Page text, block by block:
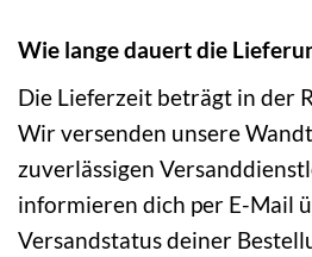
Wie lange dauert die
Die Lieferzeit beträgt in der
Wir versenden unsere
zuverlässigen
informieren dich per E-Mail
Versandstatus deiner